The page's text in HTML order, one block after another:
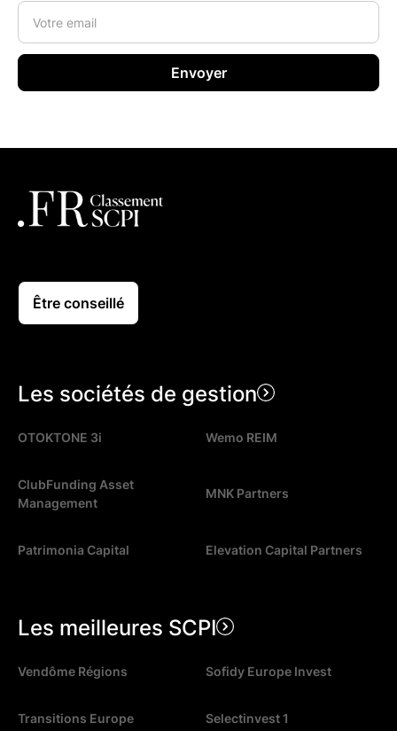
Être conseillé
Les sociétés de gestion
OTOKTONE 3i Wemo REIM
ClubFunding Asset
Management
MNK Partners
Patrimonia Capital Elevation Capital Partners
Les meilleures SCPI
Vendôme Régions Sofidy Europe Invest
Transitions Europe Selectinvest 1